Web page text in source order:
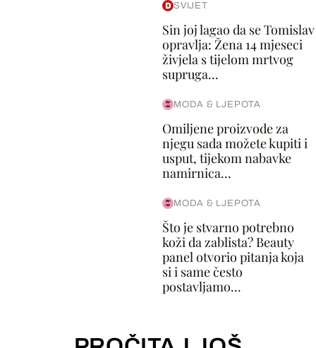
SVIJET
Sin joj lagao da se Tomislav
opravlja: Žena 14 mjeseci
živjela s tijelom mrtvog
supruga...
MODA & LJEPOTA
Omiljene proizvode za
njegu sada možete kupiti i
usput, tijekom nabavke
namirnica...
MODA & LJEPOTA
Što je stvarno potrebno
koži da zablista? Beauty
panel otvorio pitanja koja
si i same često
postavljamo...